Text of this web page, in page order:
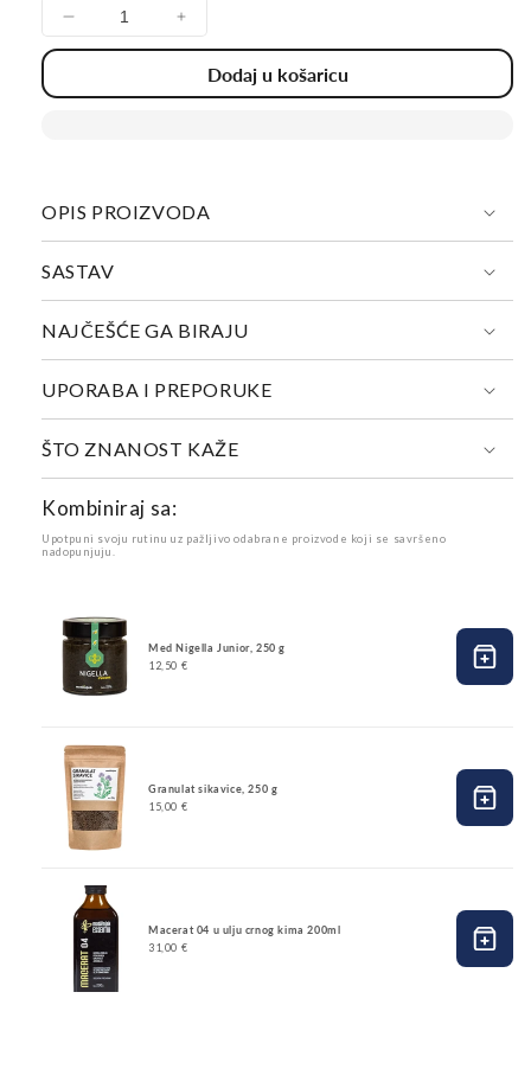
Smanji
količinu
Hladno
kima
Povećaj
količinu
Hladno
kima
Dodaj u košaricu
OPIS PROIZVODA
SASTAV
NAJČEŠĆE GA BIRAJU
UPORABA I PREPORUKE
ŠTO ZNANOST KAŽE
Kombiniraj sa:
Upotpuni svoju rutinu uz pažljivo odabrane proizvode koji se savršeno
nadopunjuju.
Med Nigella Junior, 250 g
12,50 €
Granulat sikavice, 250 g
15,00 €
Macerat 04 u ulju crnog kima 200ml
31,00 €